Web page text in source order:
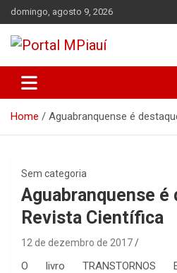
Skip
to
content
domingo, agosto 9, 2026
Portal MPiauí
Parnaíba
Home Aguabranquense é
Sem categoria
Aguabranquense é
Revista Científica
12 de dezembro de 2017
O livro TRANSTORNOS